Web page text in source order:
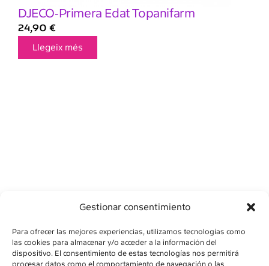
Gestionar consentimiento
Para ofrecer las mejores experiencias, utilizamos tecnologías como
las cookies para almacenar y/o acceder a la información del
dispositivo. El consentimiento de estas tecnologías nos permitirá
procesar datos como el comportamiento de navegación o las
DJECO-Primera Edat Topanifarm
24,90 €
Llegeix més